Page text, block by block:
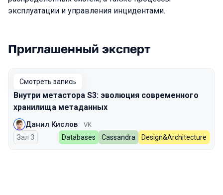
эксплуатации и управления инцидентами.
Выступления в сезоне 2026
Приглашенный эксперт
Смотреть запись
Внутри метастора S3: эволюция современного
хранилища метаданных
Данил Кислов VK
Зал 3 Databases Cassandra Design&Architecture